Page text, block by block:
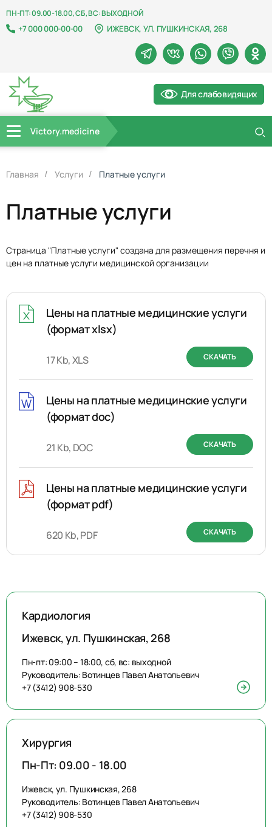
ПН-ПТ: 09.00-18.00, СБ, ВС: ВЫХОДНОЙ
+7 000 000-00-00 ИЖЕВСК, УЛ. ПУШКИНСКАЯ, 268
Для слабовидящих
Victory.medicine
Главная Услуги Платные услуги
Платные услуги
Страница "Платные услуги" создана для размещения перечня и
цен на платные услуги медицинской организации
Цены на платные медицинские услуги
(формат xlsx)
17 Kb, XLS СКАЧАТЬ
Цены на платные медицинские услуги
(формат doc)
21 Kb, DOC СКАЧАТЬ
Цены на платные медицинские услуги
(формат pdf)
620 Kb, PDF СКАЧАТЬ
Кардиология
Ижевск, ул. Пушкинская, 268
Пн-пт: 09:00 – 18:00, сб, вс: выходной
Руководитель: Вотинцев Павел Анатольевич
+7 (3412) 908-530
Хирургия
Пн-Пт: 09.00 - 18.00
Ижевск, ул. Пушкинская, 268
Руководитель: Вотинцев Павел Анатольевич
+7 (3412) 908-530